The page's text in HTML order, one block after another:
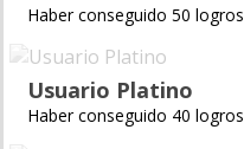
Haber conseguido 50 logros
Usuario Platino
Haber conseguido 40 logros